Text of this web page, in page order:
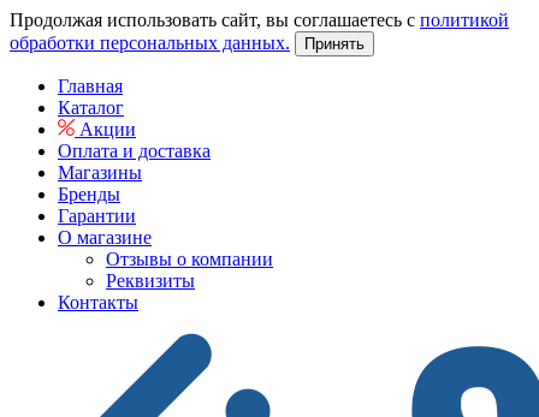
Продолжая использовать сайт, вы соглашаетесь с политикой
обработки персональных данных.
Принять
Главная
Каталог
Акции
Оплата и доставка
Магазины
Бренды
Гарантии
О магазине
Отзывы о компании
Реквизиты
Контакты